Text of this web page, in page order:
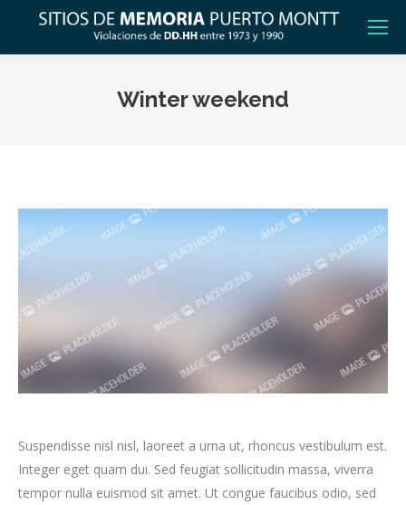
Winter weekend
Suspendisse nisl nisl, laoreet a urna ut, rhoncus vestibulum est.
Integer eget quam dui. Sed feugiat sollicitudin massa, viverra
tempor nulla euismod sit amet. Ut congue faucibus odio, sed